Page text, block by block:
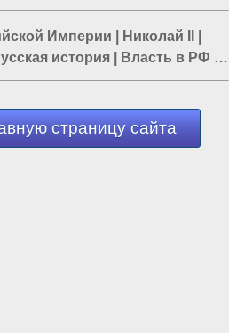
Империи Николай II
история Власть в РФ |
в России
страницу сайта